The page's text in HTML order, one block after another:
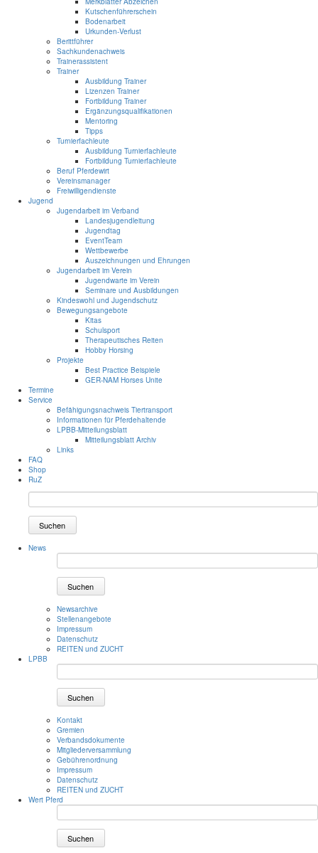
Kutschenführerschein
Bodenarbeit
Urkunden-Verlust
Berittführer
Sachkundenachweis
Trainerassistent
Trainer
Ausbildung Trainer
Lizenzen Trainer
Fortbildung Trainer
Ergänzungsqualifikationen
Mentoring
Tipps
Turnierfachleute
Ausbildung Turnierfachleute
Fortbildung Turnierfachleute
Beruf Pferdewirt
Vereinsmanager
Freiwilligendienste
Jugend
Jugendarbeit im Verband
Landesjugendleitung
Jugendtag
EventTeam
Wettbewerbe
Auszeichnungen und Ehrungen
Jugendarbeit im Verein
Jugendwarte im Verein
Seminare und Ausbildungen
Kindeswohl und Jugendschutz
Bewegungsangebote
Kitas
Schulsport
Therapeutisches Reiten
Hobby Horsing
Projekte
Best Practice Beispiele
GER-NAM Horses Unite
Termine
Service
Befähigungsnachweis Tiertransport
Informationen für Pferdehaltende
LPBB-Mitteilungsblatt
Mitteilungsblatt Archiv
Links
FAQ
Shop
RuZ
Suchen
News
Suchen
Newsarchive
Stellenangebote
Impressum
Datenschutz
REITEN und ZUCHT
LPBB
Suchen
Kontakt
Gremien
Verbandsdokumente
Mitgliederversammlung
Gebührenordnung
Impressum
Datenschutz
REITEN und ZUCHT
Wert Pferd
Suchen